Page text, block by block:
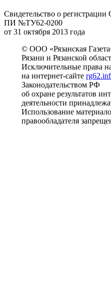
Свидетельство о
ПИ №ТУ62-0200
от 31 октября 2013 года
© ООО «Рязанская
Рязани и Рязанской
Исключительные права
на интернет-сайте
Законодательством РФ
об охране результатов
деятельности
Использование
правообладателя